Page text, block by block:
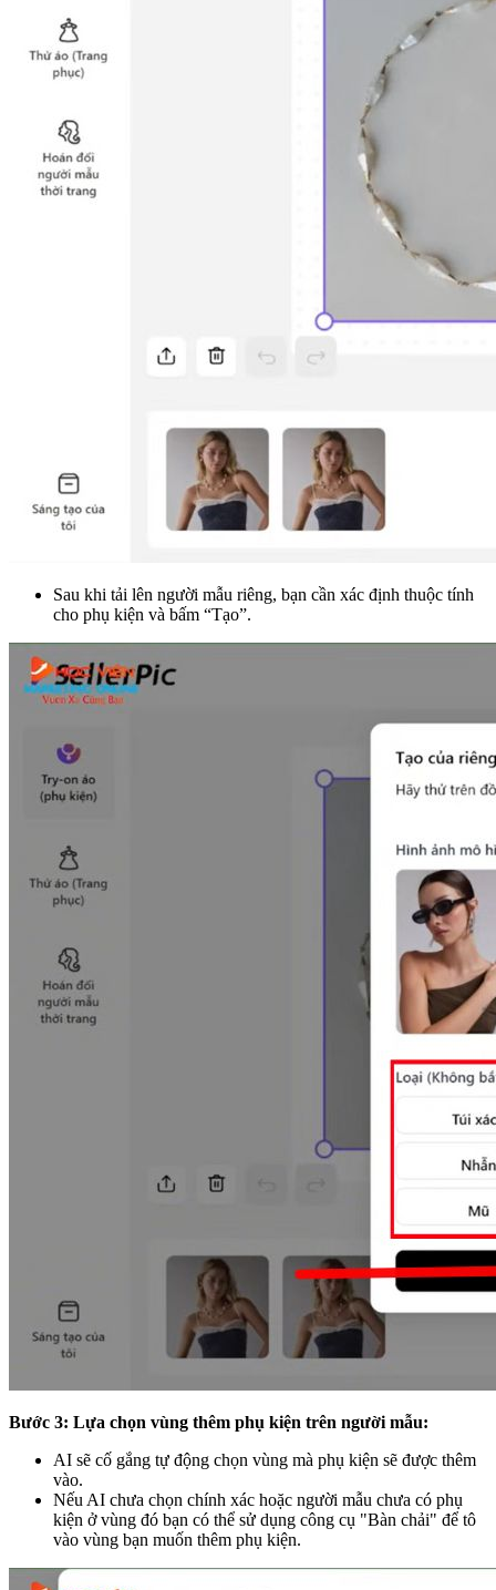
Sau khi tải lên người mẫu riêng, bạn cần xác định thuộc tính
cho phụ kiện và bấm “Tạo”.
Bước 3: Lựa chọn vùng thêm phụ kiện trên người mẫu:
AI sẽ cố gắng tự động chọn vùng mà phụ kiện sẽ được thêm
vào.
Nếu AI chưa chọn chính xác hoặc người mẫu chưa có phụ
kiện ở vùng đó bạn có thể sử dụng công cụ "Bàn chải" để tô
vào vùng bạn muốn thêm phụ kiện.